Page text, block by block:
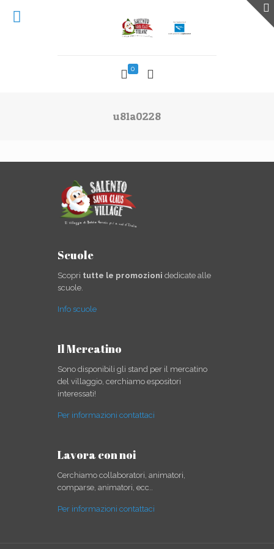
0
u81a0228
Scuole
Scopri tutte le promozioni dedicate alle
scuole.
Info scuole
Il Mercatino
Sono disponibili gli stand per il mercatino
del villaggio, cerchiamo espositori
interessati!
Per informazioni contattaci
Lavora con noi
Cerchiamo collaboratori, animatori,
comparse, animatori, ecc..
Per informazioni contattaci